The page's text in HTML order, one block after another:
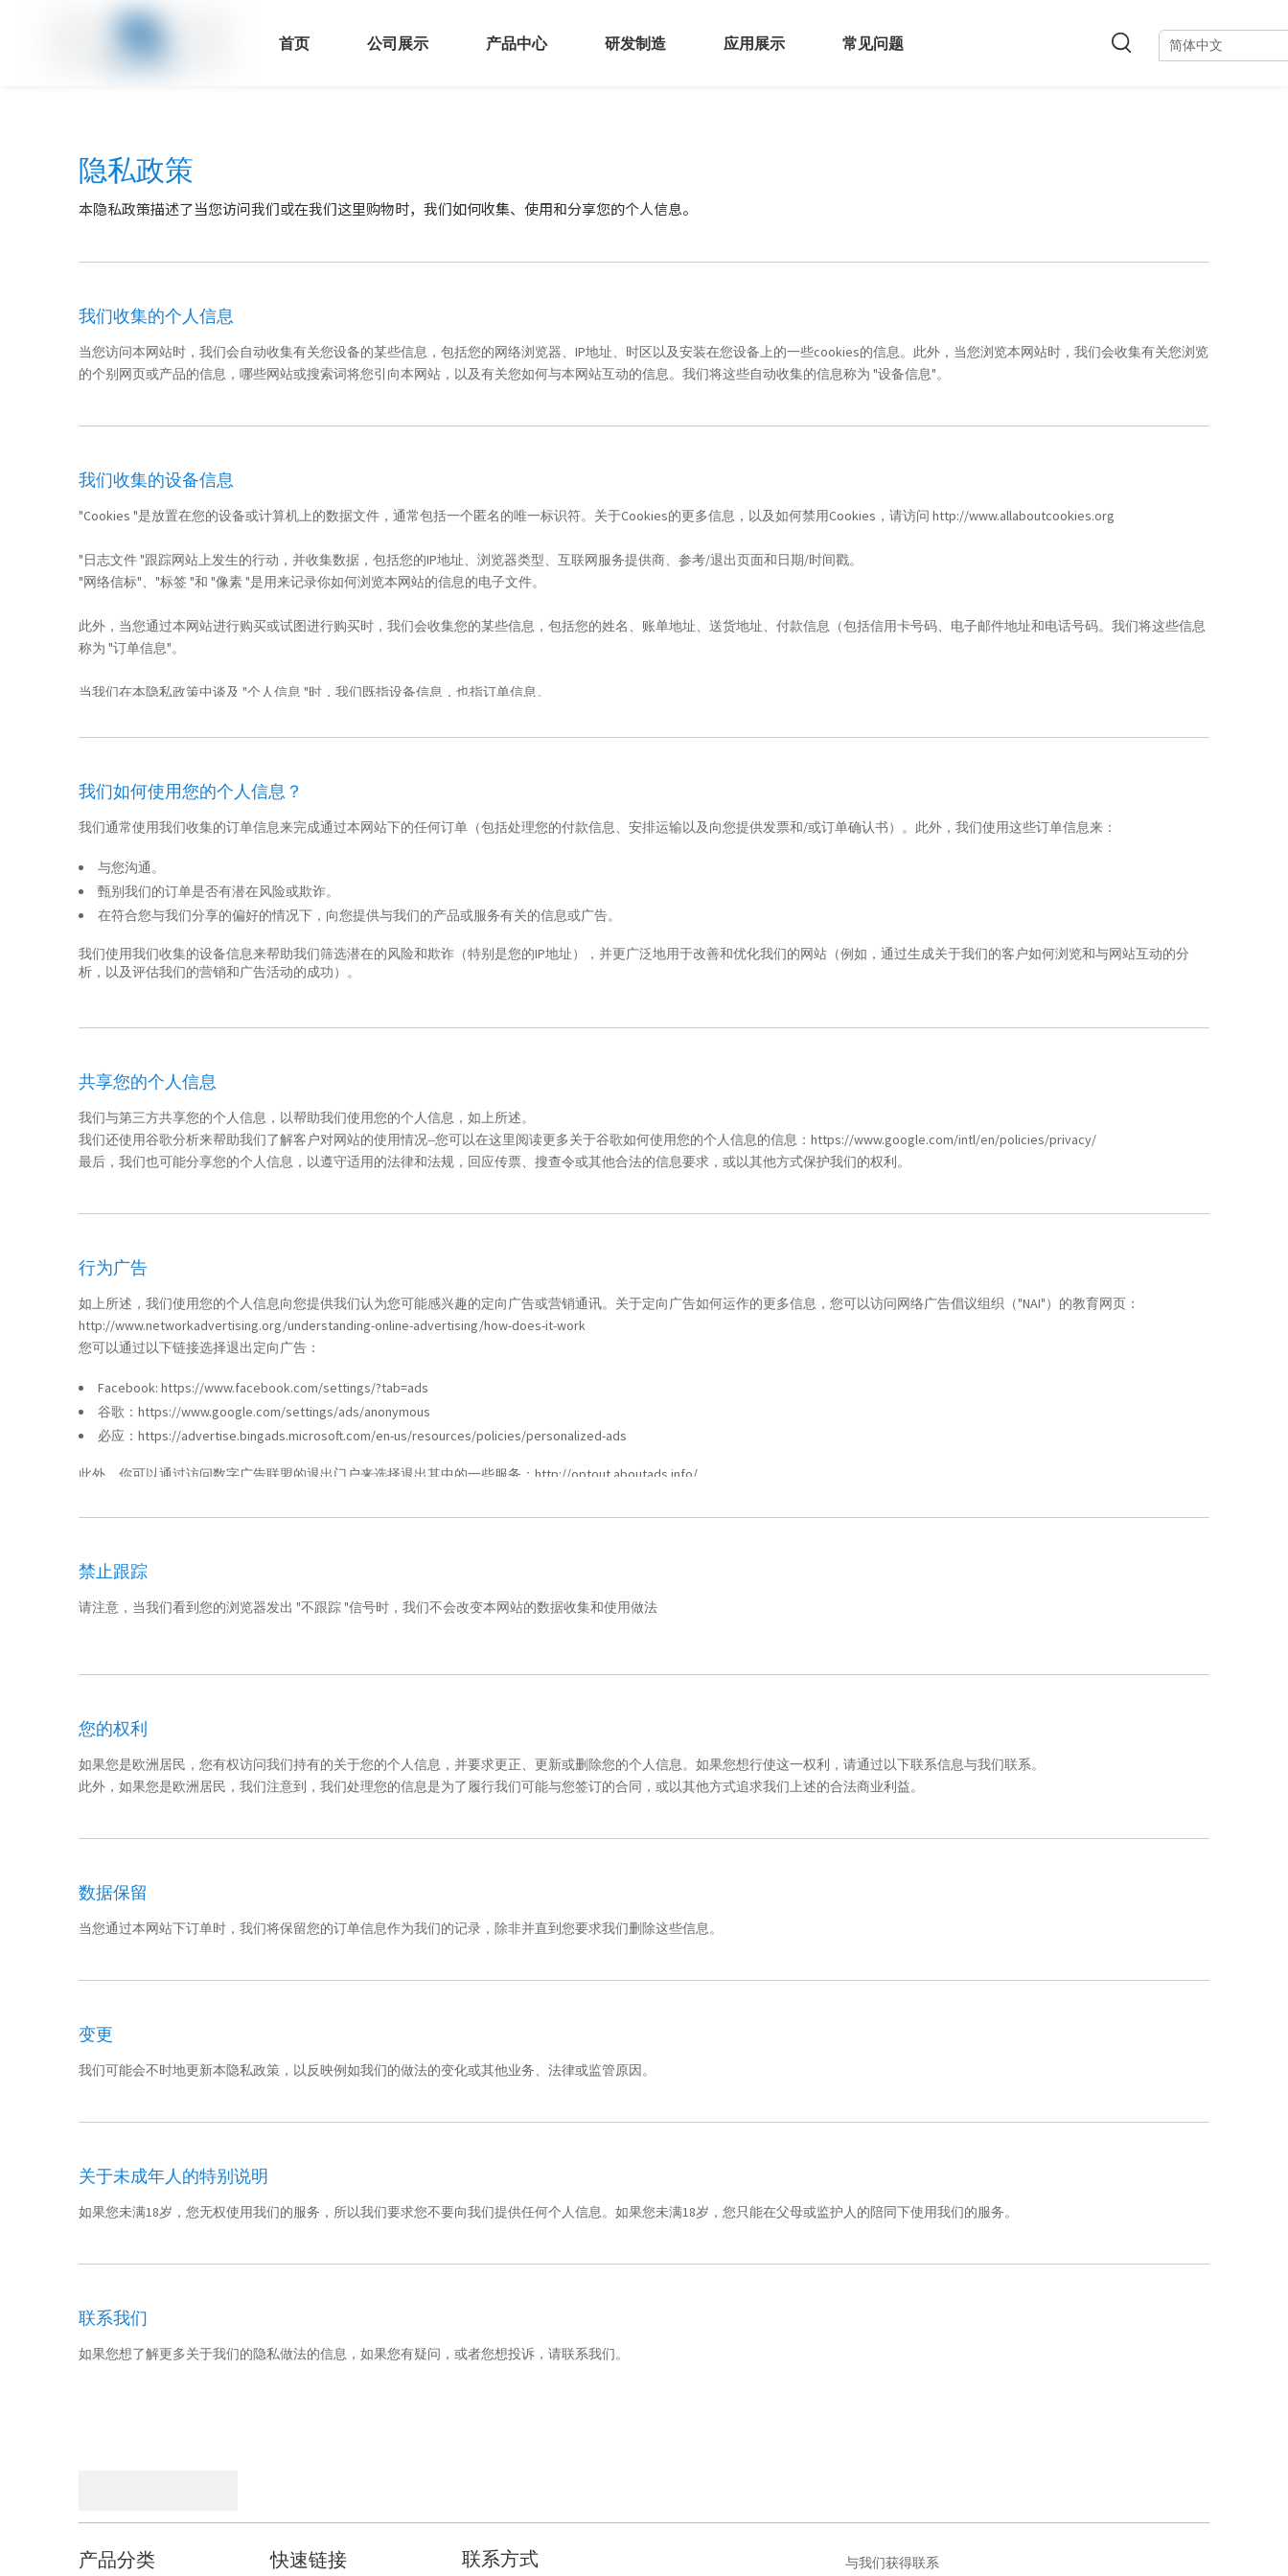
首页 公司展示 产品中心 研发制造 应用展示 常见问题 简体中文
隐私政策
本隐私政策描述了当您访问我们或在我们这里购物时，我们如何收集、使用和分享您的个人信息。
我们收集的个人信息
当您访问本网站时，我们会自动收集有关您设备的某些信息，包括您的网络浏览器、IP地址、时区以及安装在您设备上的一些cookies的信息。此外，当您浏览本网站时，我们会收集有关您浏览
的个别网页或产品的信息，哪些网站或搜索词将您引向本网站，以及有关您如何与本网站互动的信息。我们将这些自动收集的信息称为 "设备信息"。
我们收集的设备信息
"Cookies "是放置在您的设备或计算机上的数据文件，通常包括一个匿名的唯一标识符。关于Cookies的更多信息，以及如何禁用Cookies，请访问 http://www.allaboutcookies.org
"日志文件 "跟踪网站上发生的行动，并收集数据，包括您的IP地址、浏览器类型、互联网服务提供商、参考/退出页面和日期/时间戳。
"网络信标"、"标签 "和 "像素 "是用来记录你如何浏览本网站的信息的电子文件。
此外，当您通过本网站进行购买或试图进行购买时，我们会收集您的某些信息，包括您的姓名、账单地址、送货地址、付款信息（包括信用卡号码、电子邮件地址和电话号码。我们将这些信息
称为 "订单信息"。
当我们在本隐私政策中谈及 "个人信息 "时，我们既指设备信息，也指订单信息。
我们如何使用您的个人信息？
我们通常使用我们收集的订单信息来完成通过本网站下的任何订单（包括处理您的付款信息、安排运输以及向您提供发票和/或订单确认书）。此外，我们使用这些订单信息来：
与您沟通。
甄别我们的订单是否有潜在风险或欺诈。
在符合您与我们分享的偏好的情况下，向您提供与我们的产品或服务有关的信息或广告。
我们使用我们收集的设备信息来帮助我们筛选潜在的风险和欺诈（特别是您的IP地址），并更广泛地用于改善和优化我们的网站（例如，通过生成关于我们的客户如何浏览和与网站互动的分
析，以及评估我们的营销和广告活动的成功）。
共享您的个人信息
我们与第三方共享您的个人信息，以帮助我们使用您的个人信息，如上所述。
我们还使用谷歌分析来帮助我们了解客户对网站的使用情况--您可以在这里阅读更多关于谷歌如何使用您的个人信息的信息： https://www.google.com/intl/en/policies/privacy/
最后，我们也可能分享您的个人信息，以遵守适用的法律和法规，回应传票、搜查令或其他合法的信息要求，或以其他方式保护我们的权利。
行为广告
如上所述，我们使用您的个人信息向您提供我们认为您可能感兴趣的定向广告或营销通讯。关于定向广告如何运作的更多信息，您可以访问网络广告倡议组织（"NAI"）的教育网页：
http://www.networkadvertising.org/understanding-online-advertising/how-does-it-work
您可以通过以下链接选择退出定向广告：
Facebook: https://www.facebook.com/settings/?tab=ads
谷歌： https://www.google.com/settings/ads/anonymous
必应： https://advertise.bingads.microsoft.com/en-us/resources/policies/personalized-ads
此外，你可以通过访问数字广告联盟的退出门户来选择退出其中的一些服务： http://optout.aboutads.info/
禁止跟踪
请注意，当我们看到您的浏览器发出 "不跟踪 "信号时，我们不会改变本网站的数据收集和使用做法
您的权利
如果您是欧洲居民，您有权访问我们持有的关于您的个人信息，并要求更正、更新或删除您的个人信息。如果您想行使这一权利，请通过以下联系信息与我们联系。
此外，如果您是欧洲居民，我们注意到，我们处理您的信息是为了履行我们可能与您签订的合同，或以其他方式追求我们上述的合法商业利益。
数据保留
当您通过本网站下订单时，我们将保留您的订单信息作为我们的记录，除非并直到您要求我们删除这些信息。
变更
我们可能会不时地更新本隐私政策，以反映例如我们的做法的变化或其他业务、法律或监管原因。
关于未成年人的特别说明
如果您未满18岁，您无权使用我们的服务，所以我们要求您不要向我们提供任何个人信息。如果您未满18岁，您只能在父母或监护人的陪同下使用我们的服务。
联系我们
如果您想了解更多关于我们的隐私做法的信息，如果您有疑问，或者您想投诉，请联系我们。
产品分类 快速链接 联系方式 与我们获得联系